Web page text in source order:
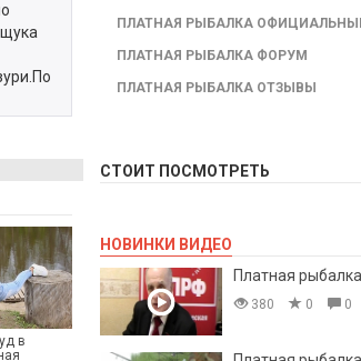
в
ПЛАТНАЯ РЫБАЛКА
ПЛАТНАЯ РЫБАЛКА ФОРУМ
ПЛАТНАЯ РЫБАЛКА ОТЗЫВЫ
СТОИТ ПОСМОТРЕТЬ
НОВИНКИ ВИДЕО
Платная
380 0 0